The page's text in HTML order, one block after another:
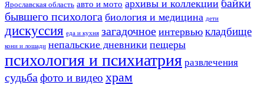
Ярославская область авто и мото архивы и коллекции байки
бывшего психолога биология и медицина дети
дискуссия еда и кухня загадочное интервью кладбище
кони и лошади непальские дневники пещеры
психология и психиатрия развлечения
судьба фото и видео храм